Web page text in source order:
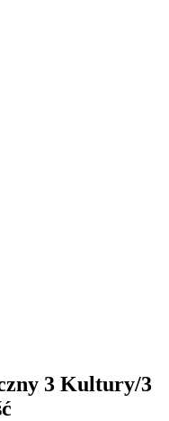
3 Kultury/3